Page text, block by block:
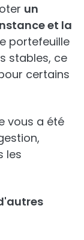
un
et la
portefeuille
stables, ce
certains
vous a été
les